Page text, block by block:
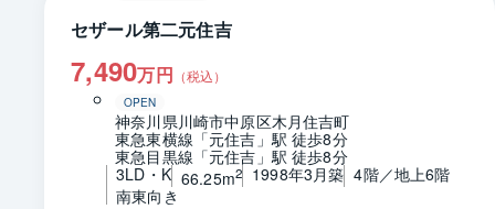
セザール第二元住吉
7,490万円 （税込）
OPEN
神奈川県川崎市中原区木月住吉町
東急東横線「元住吉」駅 徒歩8分
東急目黒線「元住吉」駅 徒歩8分
3LD・K 66.25m2 1998年3月築 4階／地上6階
南東向き